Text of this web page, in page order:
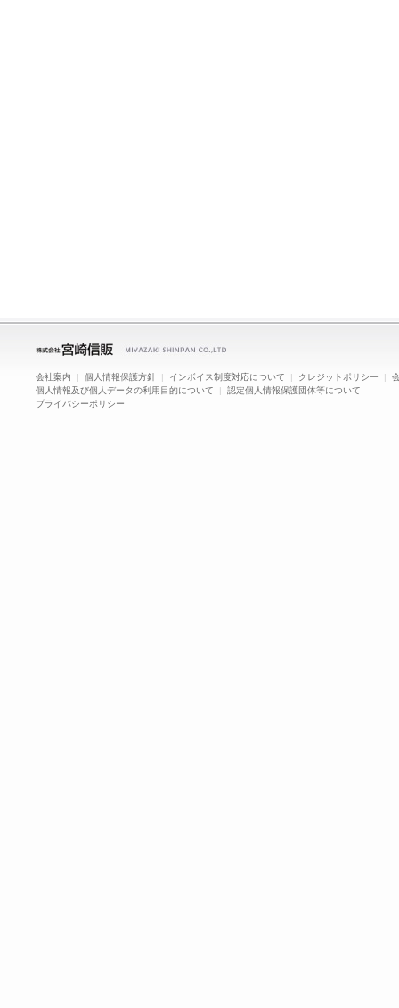
会社案内 | 個人情報保護方針 | インボイス制度対応について | クレジットポリシー |
個人情報及び個人データの利用目的について | 認定個人情報保護団体等について
プライバシーポリシー